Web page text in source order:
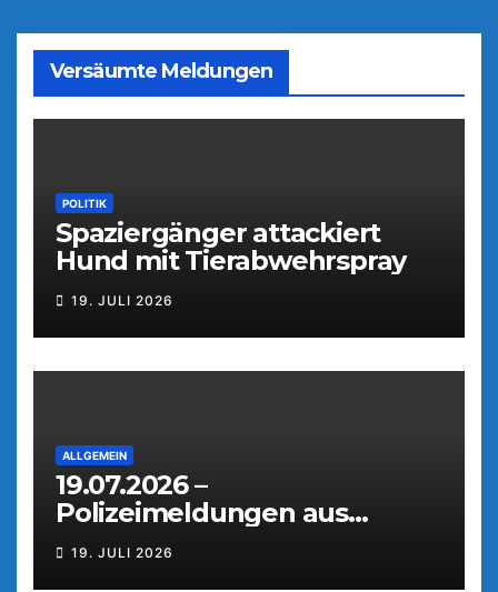
Versäumte Meldungen
POLITIK
Spaziergänger attackiert
Hund mit Tierabwehrspray
19. JULI 2026
ALLGEMEIN
19.07.2026 –
Polizeimeldungen aus
Weiden
19. JULI 2026